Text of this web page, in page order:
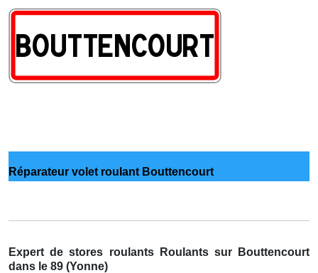
Réparateur volet roulant Bouttencourt
Expert de stores roulants Roulants sur Bouttencourt
dans le 89 (Yonne)